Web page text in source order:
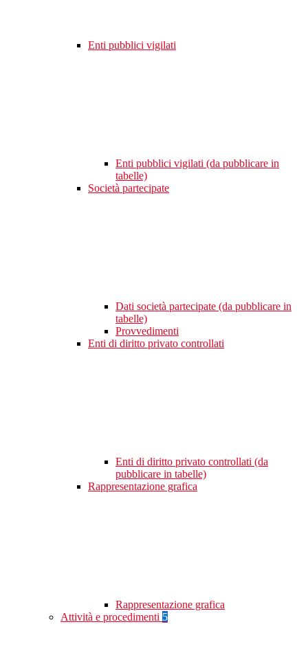
Enti pubblici vigilati
Enti pubblici vigilati (da pubblicare in
tabelle)
Società partecipate
Dati società partecipate (da pubblicare in
tabelle)
Provvedimenti
Enti di diritto privato controllati
Enti di diritto privato controllati (da
pubblicare in tabelle)
Rappresentazione grafica
Rappresentazione grafica
Attività e procedimenti 5